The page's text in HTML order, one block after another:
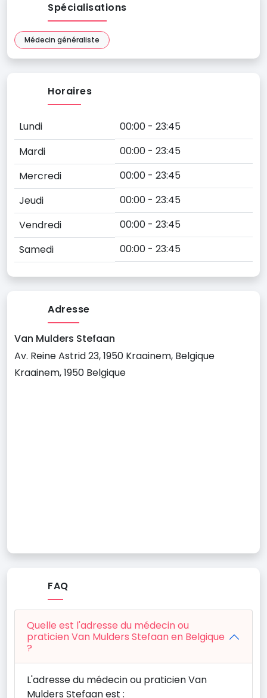
Spécialisations
Médecin généraliste
Horaires
Lundi
00:00 - 23:45
Mardi
00:00 - 23:45
Mercredi
00:00 - 23:45
Jeudi
00:00 - 23:45
Vendredi
00:00 - 23:45
Samedi
00:00 - 23:45
Adresse
Van Mulders Stefaan
Av. Reine Astrid 23, 1950 Kraainem, Belgique
Kraainem, 1950 Belgique
FAQ
Quelle est l'adresse du médecin ou
praticien Van Mulders Stefaan en Belgique
?
L'adresse du médecin ou praticien Van
Mulders Stefaan est :